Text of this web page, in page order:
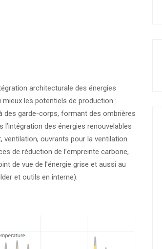
architecturale des énergies
les potentiels de production :
des garde-corps, formant des ombrières
des énergies renouvelables
ouvrants pour la ventilation
de réduction de l’empreinte carbone,
de vue de l’énergie grise et aussi au
et outils en interne).